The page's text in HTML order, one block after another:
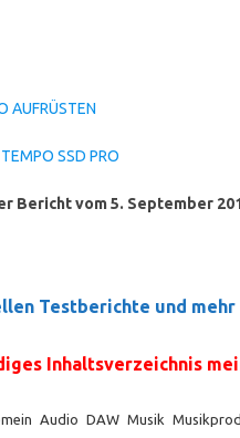
AUFRÜSTEN
SSD PRO
Bericht vom 5. September
Testberichte und mehr
Inhaltsverzeichnis
Audio DAW Musik